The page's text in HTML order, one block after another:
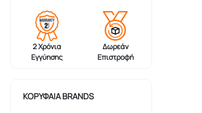
2 Χρόνια
Εγγύησης
Δωρεάν
Επιστροφή
ΚΟΡΥΦΑΊΑ BRANDS